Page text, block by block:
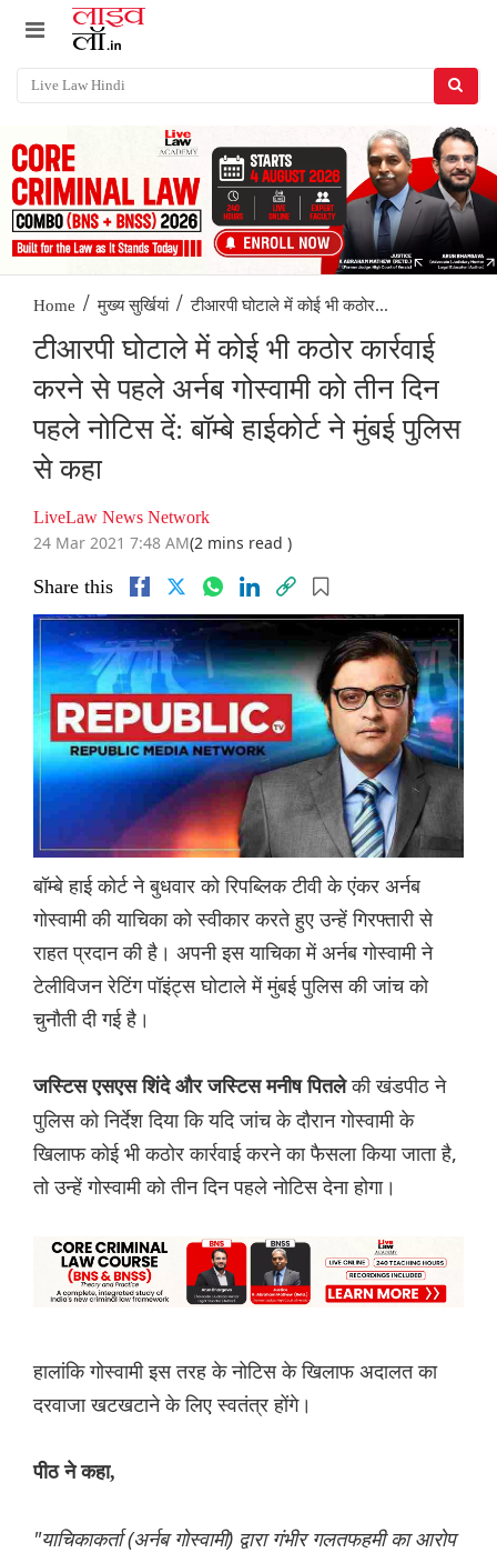
Home / मुख्य सुर्खियां / टीआरपी घोटाले में कोई भी कठोर...
टीआरपी घोटाले में कोई भी कठोर कार्रवाई
करने से पहले अर्नब गोस्वामी को तीन दिन
पहले नोटिस दें: बॉम्बे हाईकोर्ट ने मुंबई पुलिस
से कहा
LiveLaw News Network
24 Mar 2021 7:48 AM(2 mins read )
Share this
बॉम्बे हाई कोर्ट ने बुधवार को रिपब्लिक टीवी के एंकर अर्नब
गोस्वामी की याचिका को स्वीकार करते हुए उन्हें गिरफ्तारी से
राहत प्रदान की है। अपनी इस याचिका में अर्नब गोस्वामी ने
टेलीविजन रेटिंग पॉइंट्स घोटाले में मुंबई पुलिस की जांच को
चुनौती दी गई है।
जस्टिस एसएस शिंदे और जस्टिस मनीष पितलेकी खंडपीठ ने
पुलिस को निर्देश दिया कि यदि जांच के दौरान गोस्वामी के
खिलाफ कोई भी कठोर कार्रवाई करने का फैसला किया जाता है,
तो उन्हें गोस्वामी को तीन दिन पहले नोटिस देना होगा।
हालांकि गोस्वामी इस तरह के नोटिस के खिलाफ अदालत का
दरवाजा खटखटाने के लिए स्वतंत्र होंगे।
पीठ ने कहा,
"याचिकाकर्ता (अर्नब गोस्वामी) द्वारा गंभीर गलतफहमी का आरोप